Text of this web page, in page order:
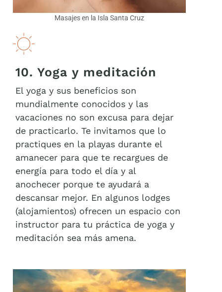
Masajes en la Isla Santa Cruz
10. Yoga y meditación
El yoga y sus beneficios son
mundialmente conocidos y las
vacaciones no son excusa para dejar
de practicarlo. Te invitamos que lo
practiques en la playas durante el
amanecer para que te recargues de
energía para todo el día y al
anochecer porque te ayudará a
descansar mejor. En algunos lodges
(alojamientos) ofrecen un espacio con
instructor para tu práctica de yoga y
meditación sea más amena.